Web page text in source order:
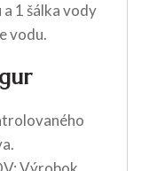
a 1 šálka vody
vodu.